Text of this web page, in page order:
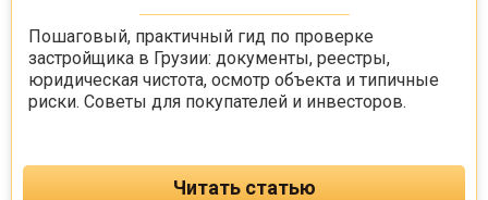
Пошаговый, практичный гид по проверке
застройщика в Грузии: документы, реестры,
юридическая чистота, осмотр объекта и типичные
риски. Советы для покупателей и инвесторов.
Читать статью